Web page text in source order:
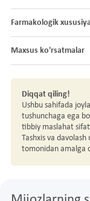
Farmakologik
Maxsus ko'rsatmalar
Diqqat qiling!
Ushbu sahifada
tushunchaga ega
tibbiy maslahat
Tashxis va
tomonidan amalga